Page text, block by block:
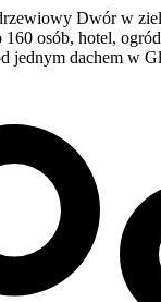
Dwór w
osób, hotel,
jednym dachem w